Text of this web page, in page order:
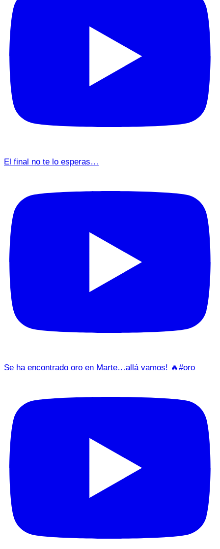
El final no te lo esperas…
Se ha encontrado oro en Marte…allá vamos! 🔥#oro